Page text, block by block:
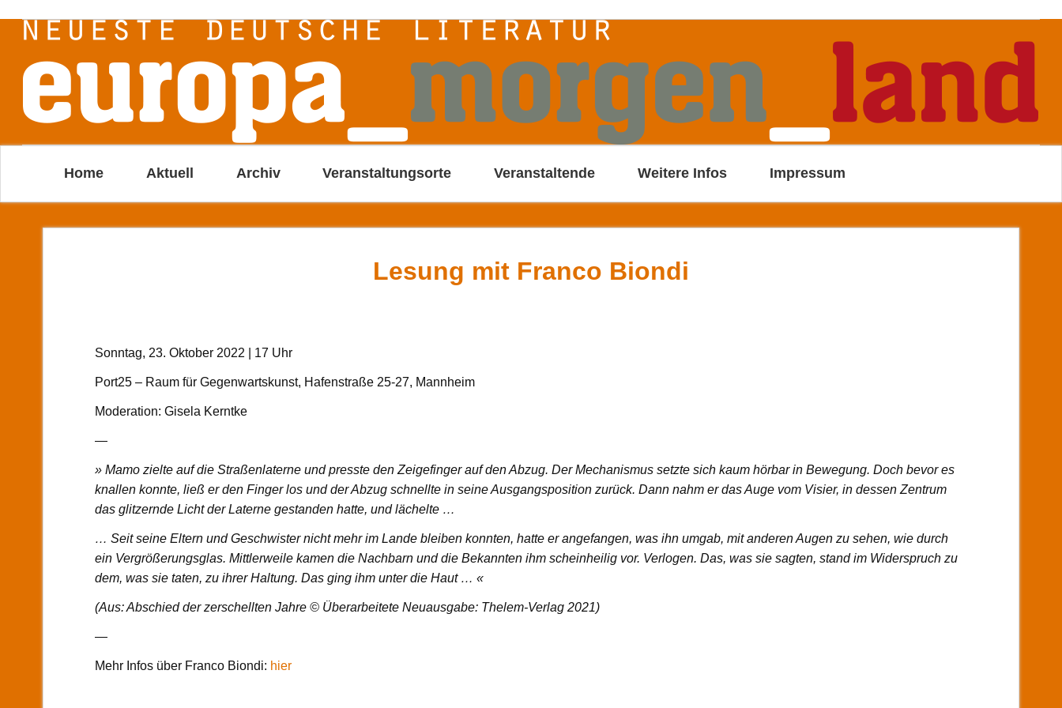
Home Aktuell Archiv Veranstaltungsorte Veranstaltende Weitere Infos Impressum
Lesung mit Franco Biondi
Sonntag, 23. Oktober 2022 | 17 Uhr
Port25 – Raum für Gegenwartskunst, Hafenstraße 25-27, Mannheim
Moderation: Gisela Kerntke
—
» Mamo zielte auf die Straßenlaterne und presste den Zeigefinger auf den Abzug. Der Mechanismus setzte sich kaum hörbar in Bewegung. Doch bevor es
knallen konnte, ließ er den Finger los und der Abzug schnellte in seine Ausgangsposition zurück. Dann nahm er das Auge vom Visier, in dessen Zentrum
das glitzernde Licht der Laterne gestanden hatte, und lächelte …
… Seit seine Eltern und Geschwister nicht mehr im Lande bleiben konnten, hatte er angefangen, was ihn umgab, mit anderen Augen zu sehen, wie durch
ein Vergrößerungsglas. Mittlerweile kamen die Nachbarn und die Bekannten ihm scheinheilig vor. Verlogen. Das, was sie sagten, stand im Widerspruch zu
dem, was sie taten, zu ihrer Haltung. Das ging ihm unter die Haut … «
(Aus: Abschied der zerschellten Jahre © Überarbeitete Neuausgabe: Thelem-Verlag 2021)
—
Mehr Infos über Franco Biondi: hier